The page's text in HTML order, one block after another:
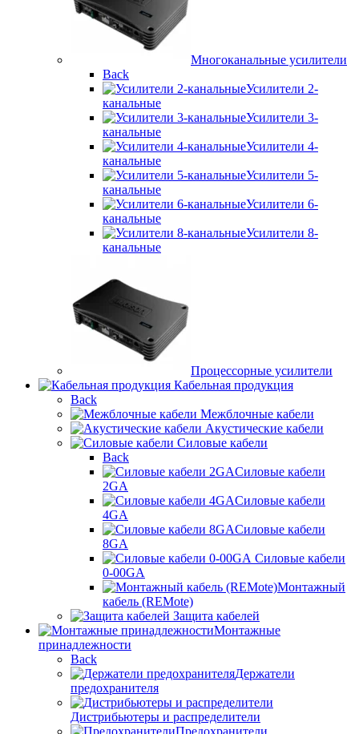
Многоканальные усилители
Back
Усилители 2-
канальные
Усилители 3-
канальные
Усилители 4-
канальные
Усилители 5-
канальные
Усилители 6-
канальные
Усилители 8-
канальные
Процессорные усилители
Кабельная продукция
Back
Межблочные кабели
Акустические кабели
Силовые кабели
Back
Силовые кабели
2GA
Силовые кабели
4GA
Силовые кабели
8GA
Силовые кабели
0-00GA
Монтажный
кабель (REMote)
Защита кабелей
Монтажные
принадлежности
Back
Держатели
предохранителя
Дистрибьютеры и распределители